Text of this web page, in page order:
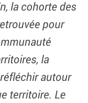
la cohorte des
pour
la
autour
territoire. Le